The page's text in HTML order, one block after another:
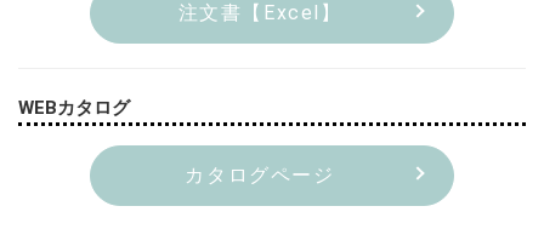
注文書【Excel】
WEBカタログ
カタログページ